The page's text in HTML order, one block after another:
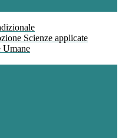
Scienze applicate
Umane